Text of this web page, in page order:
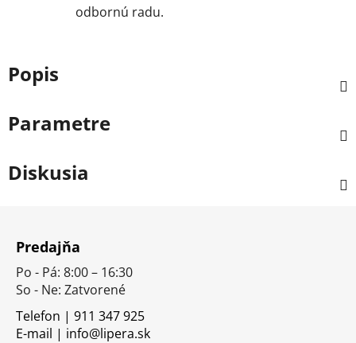
odbornú radu.
Popis
Parametre
Diskusia
Predajňa
Po - Pá: 8:00 – 16:30
So - Ne: Zatvorené
Telefon | 911 347 925
E-mail | info@lipera.sk